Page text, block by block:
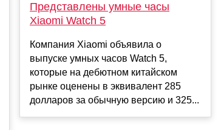
Представлены умные часы
Xiaomi Watch 5
Компания Xiaomi объявила о
выпуске умных часов Watch 5,
которые на дебютном китайском
рынке оценены в эквивалент 285
долларов за обычную версию и 325...